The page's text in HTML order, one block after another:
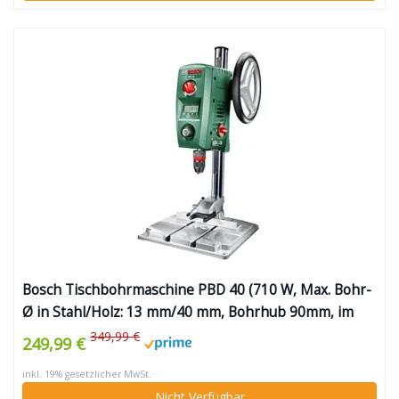
Bosch Tischbohrmaschine PBD 40 (710 W, Max. Bohr-
Ø in Stahl/Holz: 13 mm/40 mm, Bohrhub 90mm, im
Karton)
249,99 € 349,99 €
inkl. 19% gesetzlicher MwSt.